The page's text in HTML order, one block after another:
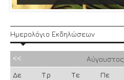
Ημερολόγιο Εκδηλώσεων
Αύγουστος
Δε
Τρ Τε Πε